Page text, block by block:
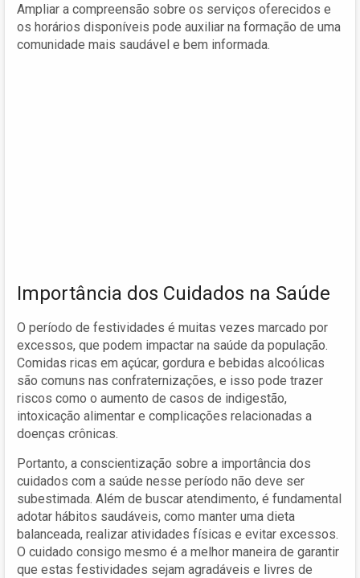
Ampliar a compreensão sobre os serviços oferecidos e
os horários disponíveis pode auxiliar na formação de uma
comunidade mais saudável e bem informada.
Importância dos Cuidados na Saúde
O período de festividades é muitas vezes marcado por
excessos, que podem impactar na saúde da população.
Comidas ricas em açúcar, gordura e bebidas alcoólicas
são comuns nas confraternizações, e isso pode trazer
riscos como o aumento de casos de indigestão,
intoxicação alimentar e complicações relacionadas a
doenças crônicas.
Portanto, a conscientização sobre a importância dos
cuidados com a saúde nesse período não deve ser
subestimada. Além de buscar atendimento, é fundamental
adotar hábitos saudáveis, como manter uma dieta
balanceada, realizar atividades físicas e evitar excessos.
O cuidado consigo mesmo é a melhor maneira de garantir
que estas festividades sejam agradáveis e livres de